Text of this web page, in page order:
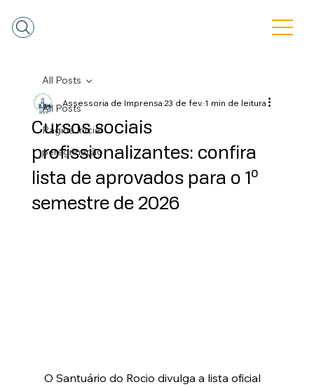
All Posts
Pagina Inicial
peregrinação
All Posts
Cursos sociais
profissionalizantes: confira
lista de aprovados para o 1º
semestre de 2026
Assessoria de Imprensa23 de fev. 1 min de leitura
O Santuário do Rocio divulga a lista oficial